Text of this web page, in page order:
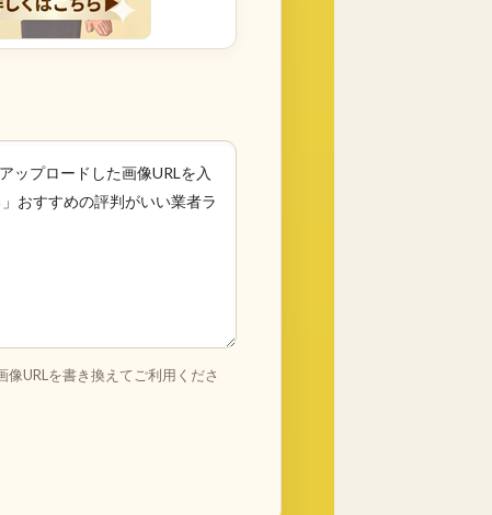
URLを書き換えてご利用くださ